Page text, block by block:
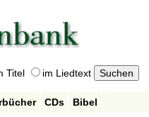
Titel im Liedtext
CDs
Bibel